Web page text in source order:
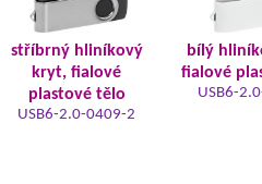
stříbrný hliníkový
kryt, fialové
plastové tělo
USB6-2.0-0409-2
bílý
fialové
USB6-